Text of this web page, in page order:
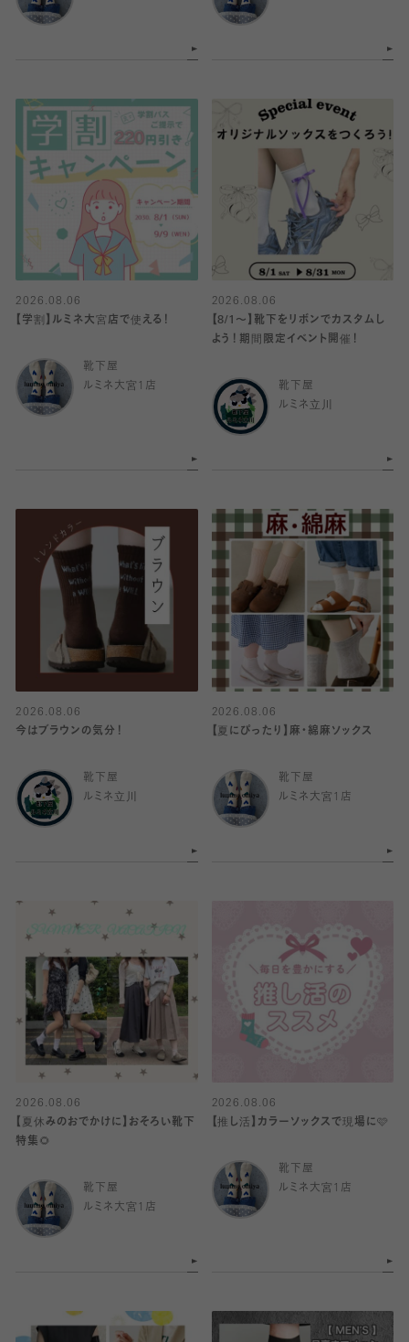
2026.08.06
【学割】ルミネ大宮店で使える！
靴下屋
ルミネ大宮1店
2026.08.06
【8/1〜】靴下をリボンでカスタムし
よう！期間限定イベント開催！
靴下屋
ルミネ立川
2026.08.06
今はブラウンの気分！
靴下屋
ルミネ立川
2026.08.06
【夏にぴったり】麻・綿麻ソックス
靴下屋
ルミネ大宮1店
2026.08.06
【夏休みのおでかけに】おそろい靴下
特集🌻
靴下屋
ルミネ大宮1店
2026.08.06
【推し活】カラーソックスで現場に🩷
靴下屋
ルミネ大宮1店